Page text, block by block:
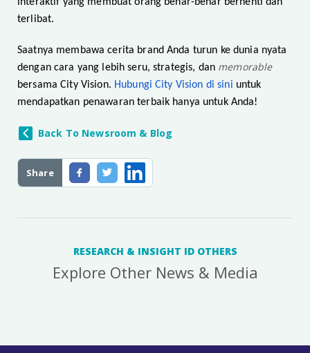
Share
terlibat.
Saatnya membawa cerita brand Anda turun ke dunia nyata
dengan cara yang lebih seru, strategis, dan memorable
bersama City Vision. Hubungi City Vision di sini untuk
mendapatkan penawaran terbaik hanya untuk Anda!
Back To Newsroom & Blog
RESEARCH & INSIGHT ID OTHERS
Explore Other News & Media